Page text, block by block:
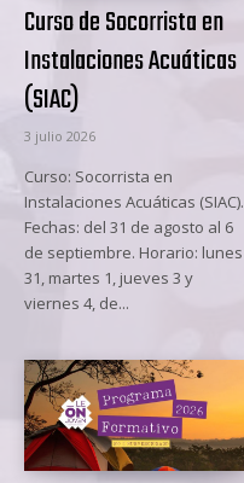
Curso de Socorrista en
Instalaciones Acuáticas
(SIAC)
3 julio 2026
Curso: Socorrista en
Instalaciones Acuáticas (SIAC).
Fechas: del 31 de agosto al 6
de septiembre. Horario: lunes
31, martes 1, jueves 3 y
viernes 4, de...